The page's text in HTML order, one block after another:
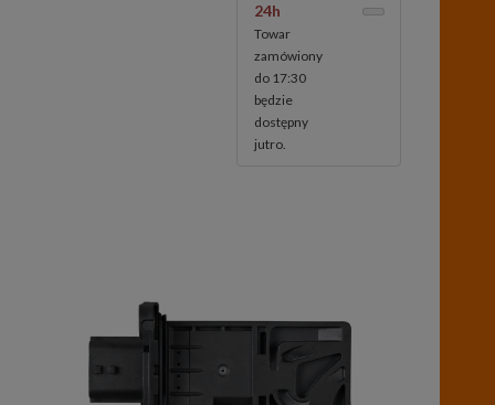
24h
Towar
zamówiony
do 17:30
będzie
dostępny
jutro.